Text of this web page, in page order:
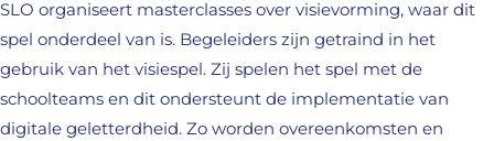
SLO organiseert masterclasses over visievorming, waar dit
spel onderdeel van is. Begeleiders zijn getraind in het
gebruik van het visiespel. Zij spelen het spel met de
schoolteams en dit ondersteunt de implementatie van
digitale geletterdheid. Zo worden overeenkomsten en